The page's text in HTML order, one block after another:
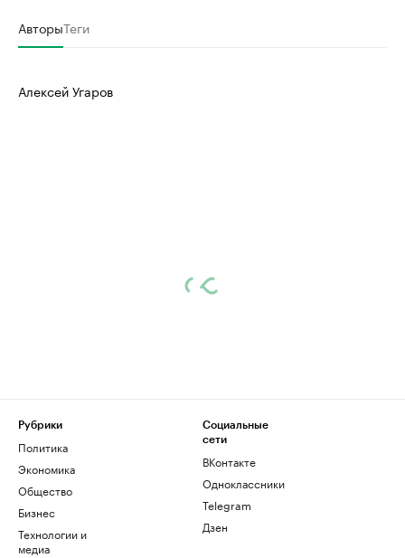
АвторыТеги
Алексей Угаров
Рубрики
Политика
Экономика
Общество
Бизнес
Технологии и
медиа
Социальные
сети
ВКонтакте
Одноклассники
Telegram
Дзен